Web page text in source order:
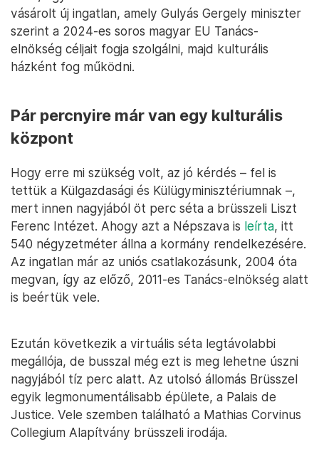
vásárolt új ingatlan, amely Gulyás Gergely miniszter
szerint a 2024-es soros magyar EU Tanács-
elnökség céljait fogja szolgálni, majd kulturális
házként fog működni.
Pár percnyire már van egy kulturális
központ
Hogy erre mi szükség volt, az jó kérdés – fel is
tettük a Külgazdasági és Külügyminisztériumnak –,
mert innen nagyjából öt perc séta a brüsszeli Liszt
Ferenc Intézet. Ahogy azt a Népszava is leírta, itt
540 négyzetméter állna a kormány rendelkezésére.
Az ingatlan már az uniós csatlakozásunk, 2004 óta
megvan, így az előző, 2011-es Tanács-elnökség alatt
is beértük vele.
Ezután következik a virtuális séta legtávolabbi
megállója, de busszal még ezt is meg lehetne úszni
nagyjából tíz perc alatt. Az utolsó állomás Brüsszel
egyik legmonumentálisabb épülete, a Palais de
Justice. Vele szemben található a Mathias Corvinus
Collegium Alapítvány brüsszeli irodája.